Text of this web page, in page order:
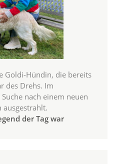
Goldi-Hündin, die bereits
des Drehs. Im
nach einem neuen
ausgestrahlt.
der Tag war